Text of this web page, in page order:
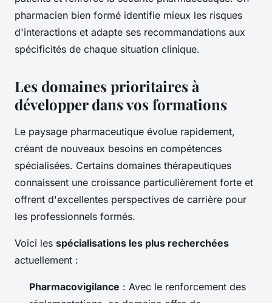
pharmacien bien formé identifie mieux les risques
d'interactions et adapte ses recommandations aux
spécificités de chaque situation clinique.
Les domaines prioritaires à
développer dans vos formations
Le paysage pharmaceutique évolue rapidement,
créant de nouveaux besoins en compétences
spécialisées. Certains domaines thérapeutiques
connaissent une croissance particulièrement forte et
offrent d'excellentes perspectives de carrière pour
les professionnels formés.
Voici les spécialisations les plus recherchées
actuellement :
Pharmacovigilance : Avec le renforcement des